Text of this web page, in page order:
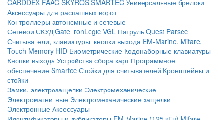
CARDDEX FAAC SKYROS SMARTEC Универсальные брелоки
Аксессуары для распашных ворот
Контроллеры автономные и сетевые
Сетевой СКУД Gate IronLogic VGL Патруль Quest Parsec
Считыватели, клавиатуры, кнопки выхода EM-Marine, Mifare,
Touch Memory HID Биометрические Кодонаборные клавиатуры
Кнопки выхода Устройства сбора карт Программное
обеспечение Smartec Стойки для считывателей Кронштейны и
стойки
Замки, электрозащелки Электромеханические
Электромагнитные Электромеханические защелки
Электронные Аксессуары